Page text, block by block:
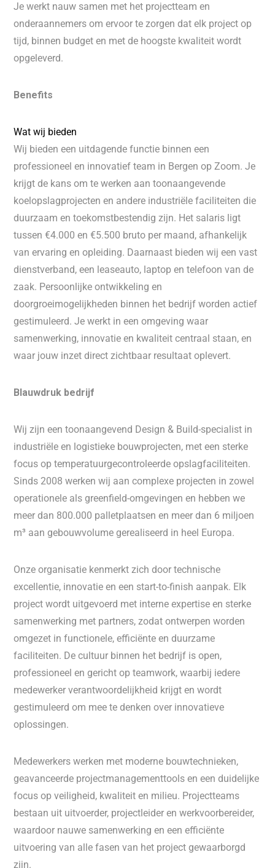
Je werkt nauw samen met het projectteam en
onderaannemers om ervoor te zorgen dat elk project op
tijd, binnen budget en met de hoogste kwaliteit wordt
opgeleverd.
Benefits
Wat wij bieden
Wij bieden een uitdagende functie binnen een
professioneel en innovatief team in Bergen op Zoom. Je
krijgt de kans om te werken aan toonaangevende
koelopslagprojecten en andere industriële faciliteiten die
duurzaam en toekomstbestendig zijn. Het salaris ligt
tussen €4.000 en €5.500 bruto per maand, afhankelijk
van ervaring en opleiding. Daarnaast bieden wij een vast
dienstverband, een leaseauto, laptop en telefoon van de
zaak. Persoonlijke ontwikkeling en
doorgroeimogelijkheden binnen het bedrijf worden actief
gestimuleerd. Je werkt in een omgeving waar
samenwerking, innovatie en kwaliteit centraal staan, en
waar jouw inzet direct zichtbaar resultaat oplevert.
Blauwdruk bedrijf
Wij zijn een toonaangevend Design & Build-specialist in
industriële en logistieke bouwprojecten, met een sterke
focus op temperatuurgecontroleerde opslagfaciliteiten.
Sinds 2008 werken wij aan complexe projecten in zowel
operationele als greenfield-omgevingen en hebben we
meer dan 800.000 palletplaatsen en meer dan 6 miljoen
m³ aan gebouwvolume gerealiseerd in heel Europa.
Onze organisatie kenmerkt zich door technische
excellentie, innovatie en een start-to-finish aanpak. Elk
project wordt uitgevoerd met interne expertise en sterke
samenwerking met partners, zodat ontwerpen worden
omgezet in functionele, efficiënte en duurzame
faciliteiten. De cultuur binnen het bedrijf is open,
professioneel en gericht op teamwork, waarbij iedere
medewerker verantwoordelijkheid krijgt en wordt
gestimuleerd om mee te denken over innovatieve
oplossingen.
Medewerkers werken met moderne bouwtechnieken,
geavanceerde projectmanagementtools en een duidelijke
focus op veiligheid, kwaliteit en milieu. Projectteams
bestaan uit uitvoerder, projectleider en werkvoorbereider,
waardoor nauwe samenwerking en een efficiënte
uitvoering van alle fasen van het project gewaarborgd
zijn.